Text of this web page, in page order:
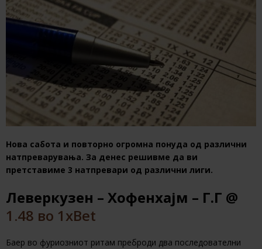
Нова сабота и повторно огромна понуда од различни
натпреварувања. За денес решивме да ви
претставиме 3 натпревари од различни лиги.
Леверкузен – Хофенхајм – Г.Г @
1.48 во 1xBet
Баер во фуриозниот ритам преброди два последователни